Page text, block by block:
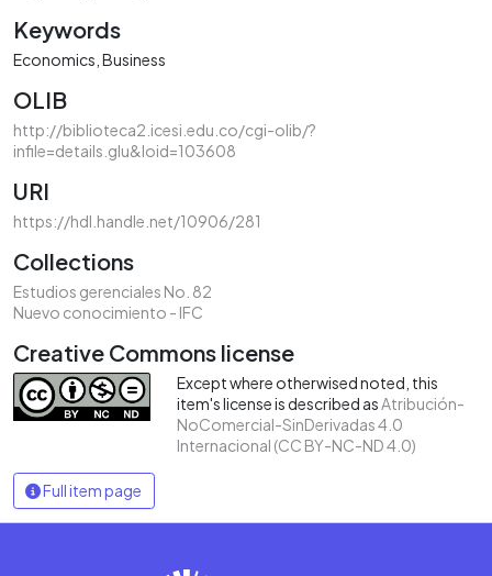
Keywords
Economics Business
OLIB
http://biblioteca2.icesi.edu.co/cgi-olib/?
infile=details.glu&loid=103608
URI
https://hdl.handle.net/10906/281
Collections
Estudios gerenciales No. 82
Nuevo conocimiento - IFC
Creative Commons license
Except where otherwised noted, this
item's license is described asAtribución-
NoComercial-SinDerivadas 4.0
Internacional (CC BY-NC-ND 4.0)
Full item page